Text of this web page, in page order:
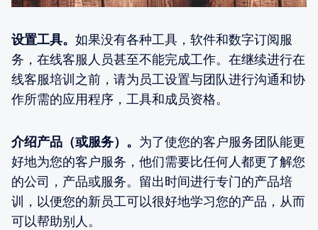
设置工具。 如果没有各种工具，软件和数字订阅服
务，在线客服人员甚至不能完成工作。在继续进行在
线客服培训之前，请为员工设置与团队进行沟通和协
作所需的应用程序，工具和成员资格。
介绍产品（或服务）。 为了使您的客户服务团队能更
好地为您的客户服务，他们需要比任何人都更了解您
的公司，产品或服务。留出时间进行专门的产品培
训，以便您的新员工可以很好地学习您的产品，从而
可以帮助别人。